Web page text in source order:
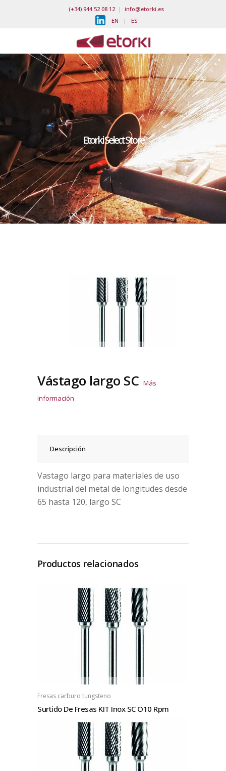
(+34) 944 52 08 12| info@etorki.es
EN | ES
Etorki Select Store
Vástago largo SC Más
información
Descripción
Vastago largo para materiales de uso
industrial del metal de longitudes desde
65 hasta 120, largo SC
Productos relacionados
Fresas carburo tungsteno
Surtido De Fresas KIT Inox SC O10 Rpm